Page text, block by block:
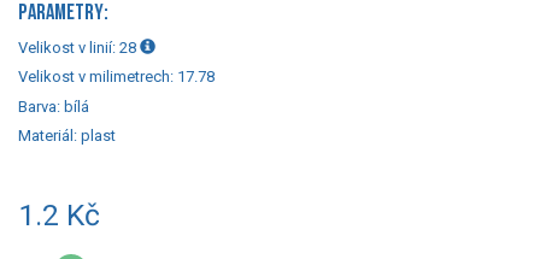
PARAMETRY:
Velikost v linií: 28
Velikost v milimetrech: 17.78
Barva: bílá
Materiál: plast
1.2 Kč